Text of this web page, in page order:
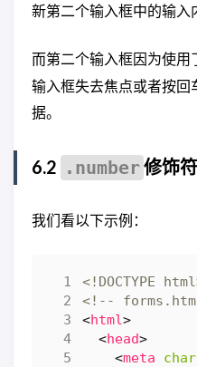
新第二个输入框中的输入
而第二个输入框因为使用
输入框失去焦点或者按
据。
6.2 .number 修饰符
我们看以下示例：
<!DOCTYPE
<!--
<html>
<head>
<meta